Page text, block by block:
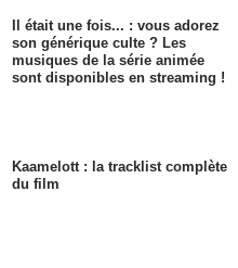
Il était une fois... : vous adorez
son générique culte ? Les
musiques de la série animée
sont disponibles en streaming !
Kaamelott : la tracklist complète
du film